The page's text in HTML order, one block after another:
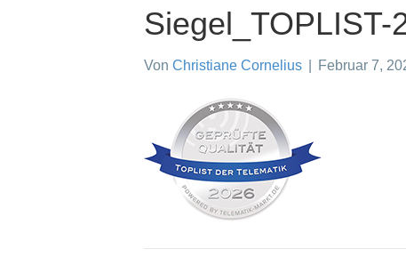
Siegel_TOPLIST-
Von Christiane Cornelius Februar 7,